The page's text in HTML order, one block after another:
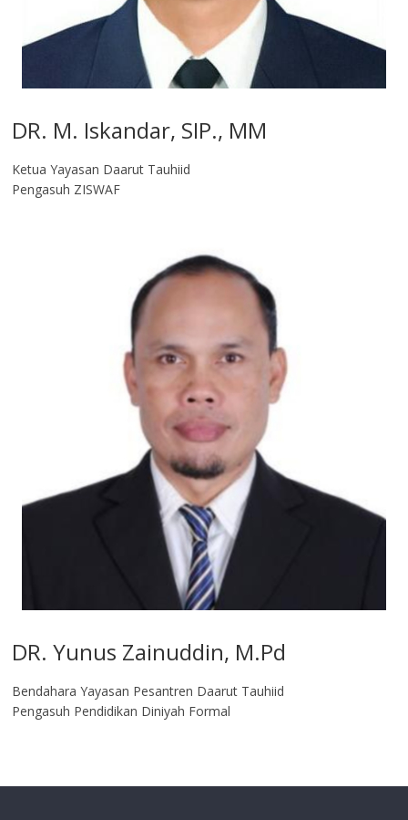
DR. M. Iskandar, SIP., MM
Ketua Yayasan Daarut Tauhiid
Pengasuh ZISWAF
DR. Yunus Zainuddin, M.Pd
Bendahara Yayasan Pesantren Daarut Tauhiid
Pengasuh Pendidikan Diniyah Formal